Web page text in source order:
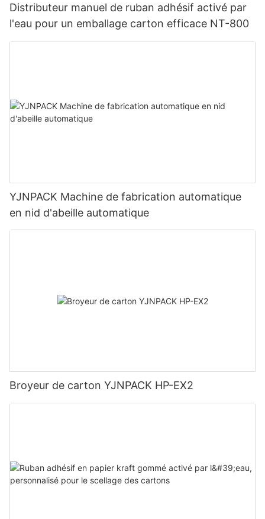
Distributeur manuel de ruban adhésif activé par
l'eau pour un emballage carton efficace NT-800
YJNPACK Machine de fabrication automatique
en nid d'abeille automatique
Broyeur de carton YJNPACK HP-EX2